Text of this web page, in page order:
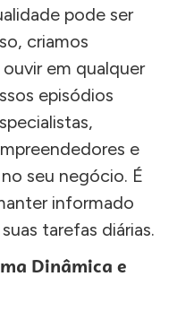
pode ser
criamos
em qualquer
episódios
e
seu negócio. É
informado
tarefas diárias.
Dinâmica e